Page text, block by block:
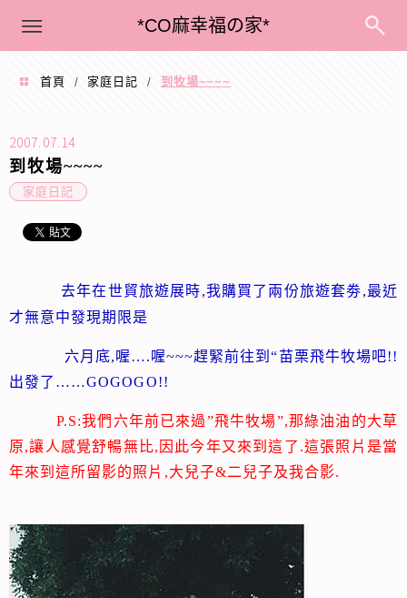
*CO麻幸福の家*
menu
首頁 / 家庭日記 / 到牧場~~~~
2007.07.14
到牧場~~~~
家庭日記
去年在世貿旅遊展時,我購買了兩份旅遊套劵,最近
才無意中發現期限是
六月底, 喔…. 喔~~~趕緊前往到“苗栗飛牛牧場吧!!
出發了……GOGOGO!!
P.S:我們六年前已來過”飛牛牧場”,那綠油油的大草
原,讓人感覺舒暢無比,因此今年又來到這了.這張照片是當
年來到這所留影的照片,大兒子&二兒子及我合影.